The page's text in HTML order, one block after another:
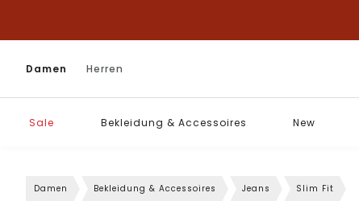
Damen Herren
Sale Bekleidung & Accessoires New
Damen Bekleidung & Accessoires Jeans Slim Fit